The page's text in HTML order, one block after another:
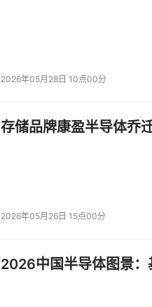
2026年05月28日 10点00分
存储品牌康盈半导体乔
2026年05月26日 15点00分
2026中国半导体图景